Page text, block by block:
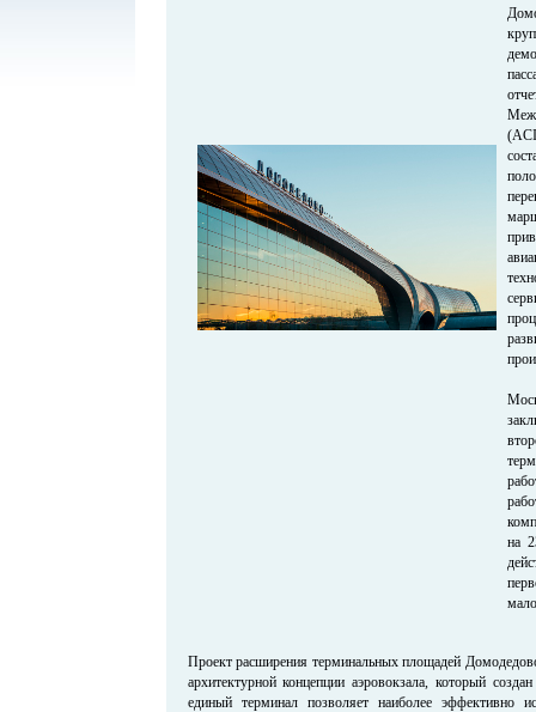
на
Проект расширения терминальных площадей
архитектурной концепции аэровокзала, который
единый терминал позволяет наиболее эффективно